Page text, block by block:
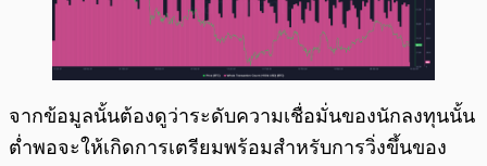
จากข้อมูลนั้นต้องดูว่าระดับความเชื่อมั่นของนักลงทุนนั้น
ต่ำพอจะให้เกิดการเตรียมพร้อมสำหรับการวิ่งขึ้นของ